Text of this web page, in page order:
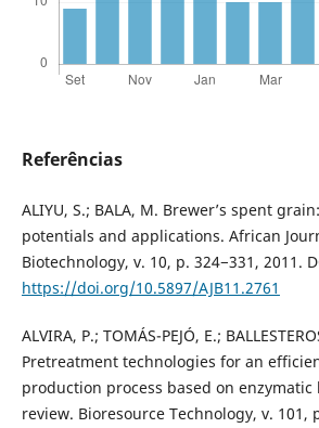
Referências
ALIYU, S.; BALA, M. Brewer’s spent
potentials and applications. African
Biotechnology, v. 10, p. 324−331, 2011.
https://doi.org/10.5897/AJB11.2761
ALVIRA, P.; TOMÁS-PEJÓ, E.;
Pretreatment technologies for an
production process based on enzymatic
review. Bioresource Technology, v. 101,